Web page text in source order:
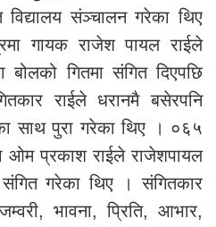
संञ्चालन गरेका थिए
गायक राजेश पायल राईले
गितमा संगित दिएपछि
राईले धरानमै बसेरपनि
साथ पुरा गरेका थिए । ०६५
ओम प्रकाश राईले राजेशपायल
गरेका थिए । संगितकार
भावना, प्रिति, आभार,